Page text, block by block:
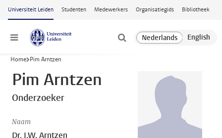
Ga naar hoofdinhoud
Universiteit Leiden Studenten Medewerkers Organisatiegids Bibliotheek
Menu
Home Pim Arntzen
Pim Arntzen
Onderzoeker
Naam
Dr. J.W. Arntzen